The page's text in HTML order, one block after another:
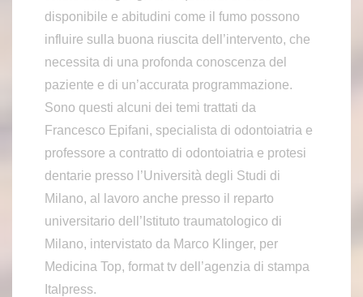
disponibile e abitudini come il fumo possono
influire sulla buona riuscita dell’intervento, che
necessita di una profonda conoscenza del
paziente e di un’accurata programmazione.
Sono questi alcuni dei temi trattati da
Francesco Epifani, specialista di odontoiatria e
professore a contratto di odontoiatria e protesi
dentarie presso l’Università degli Studi di
Milano, al lavoro anche presso il reparto
universitario dell’Istituto traumatologico di
Milano, intervistato da Marco Klinger, per
Medicina Top, format tv dell’agenzia di stampa
Italpress.